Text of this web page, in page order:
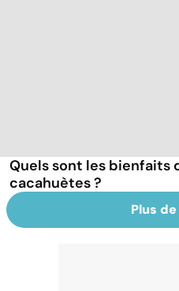
Quels sont les bienfaits
cacahuètes ?
Plus